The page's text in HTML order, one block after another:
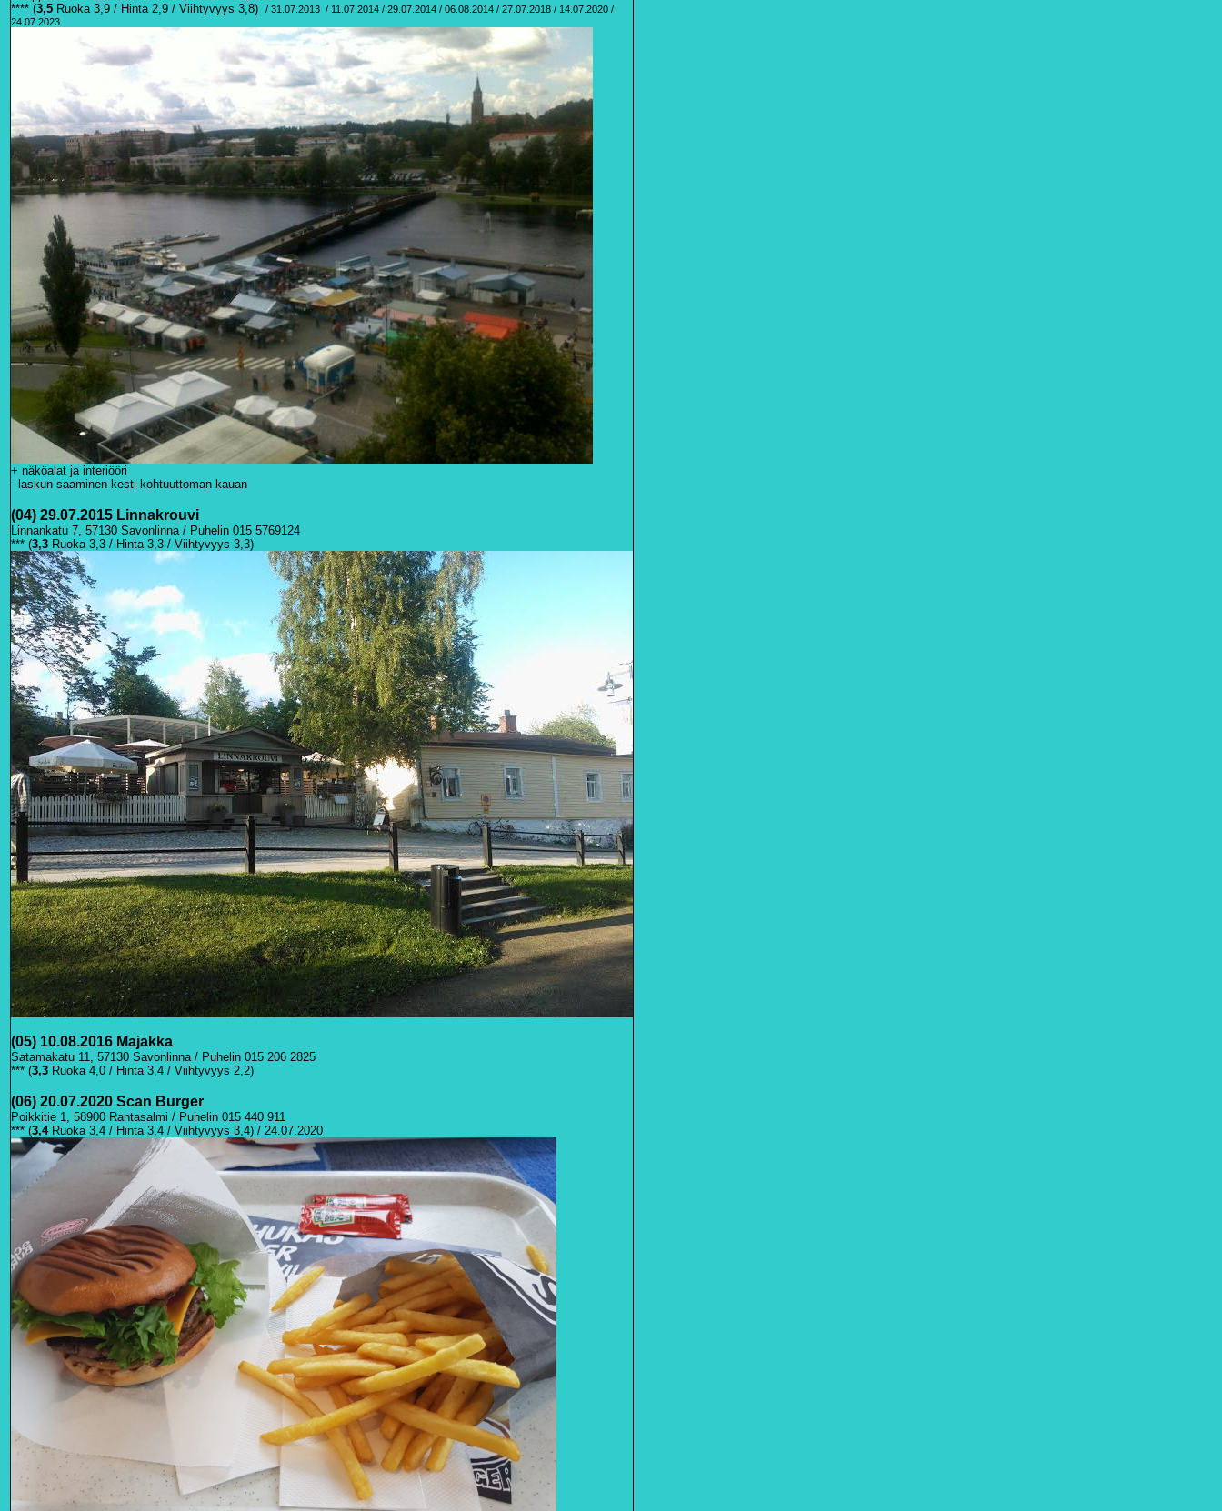
**** (3,5 Ruoka 3,9 / Hinta 2,9 / Viihtyvyys 3,8) / 31.07.2013 / 11.07.2014 / 29.07.2014 / 06.08.2014 / 27.07.2018 / 14.07.2020 /
24.07.2023
+ näköalat ja interiööri
- laskun saaminen kesti kohtuuttoman kauan
(04) 29.07.2015 Linnakrouvi
Linnankatu 7, 57130 Savonlinna / Puhelin 015 5769124
*** (3,3 Ruoka 3,3 / Hinta 3,3 / Viihtyvyys 3,3)
(05) 10.08.2016 Majakka
Satamakatu 11, 57130 Savonlinna / Puhelin 015 206 2825
*** (3,3 Ruoka 4,0 / Hinta 3,4 / Viihtyvyys 2,2)
(06) 20.07.2020 Scan Burger
Poikkitie 1, 58900 Rantasalmi / Puhelin 015 440 911
*** (3,4 Ruoka 3,4 / Hinta 3,4 / Viihtyvyys 3,4) / 24.07.2020